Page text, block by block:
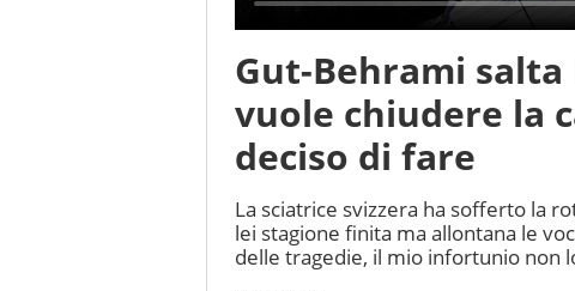
Gut-Behrami
vuole chiudere la
deciso di fare
La sciatrice svizzera ha sofferto la
lei stagione finita ma allontana le
delle tragedie, il mio infortunio non